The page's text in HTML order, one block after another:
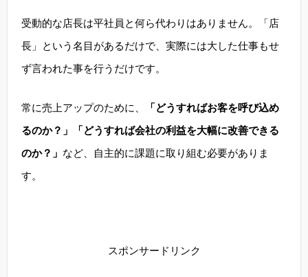
受動的な店長は平社員と何ら代わりはありません。「店
長」という名目があるだけで、実際には大した仕事もせ
ず言われた事を行うだけです。
常に売上アップのために、
「どうすればお客を呼び込め
るのか？」「どうすれば会社の利益を大幅に改善できる
のか？」 など、自主的に課題に取り組む必要がありま
す。
スポンサードリンク